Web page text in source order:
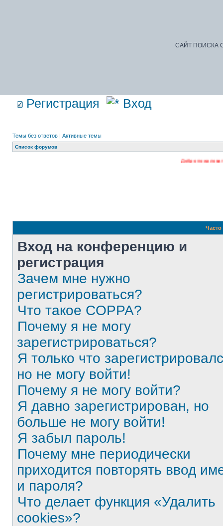
САЙТ ПОИСКА
Регистрация Вход
Темы без ответов | Активные темы
Список форумов
Добро пожаловать на наш
Вход на конференцию и
регистрация
Зачем мне нужно
регистрироваться?
Что такое COPPA?
Почему я не могу
зарегистрироваться?
Я только что
но не могу войти!
Почему я не могу войти?
Я давно зарегистрирован, но
больше не могу войти!
Я забыл пароль!
Почему мне периодически
приходится повторять ввод
и пароля?
Что делает функция «Удалить
cookies»?